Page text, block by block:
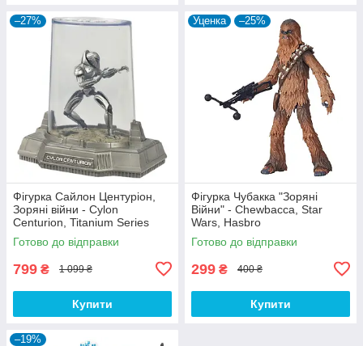
–27%
Фігурка Сайлон Центуріон,
Зоряні війни - Cylon
Centurion, Titanium Series
Die-Cast, Star Wars
Готово до відправки
799 ₴ 1 099 ₴
Купити
Уценка –25%
Фігурка Чубакка "Зоряні
Війни" - Chewbacca, Star
Wars, Hasbro
Готово до відправки
299 ₴ 400 ₴
Купити
–19%